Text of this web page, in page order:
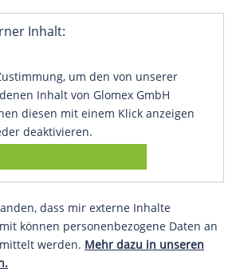
Inhalt:
um den von unserer
Inhalt von Glomex GmbH
diesen mit einem Klick anzeigen
deaktivieren.
dass mir externe Inhalte
können personenbezogene Daten an
werden. Mehr dazu in unseren